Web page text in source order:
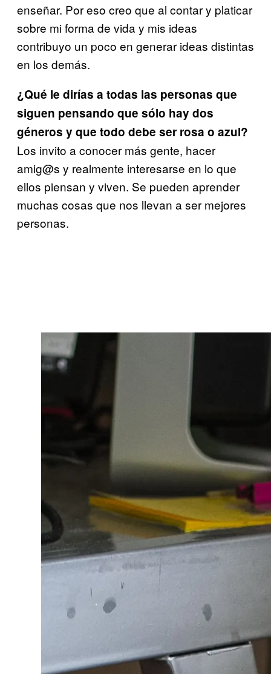
enseñar. Por eso creo que al contar y platicar
sobre mi forma de vida y mis ideas
contribuyo un poco en generar ideas distintas
en los demás.
¿Qué le dirías a todas las personas que
siguen pensando que sólo hay dos
géneros y que todo debe ser rosa o azul?
Los invito a conocer más gente, hacer
amig@s y realmente interesarse en lo que
ellos piensan y viven. Se pueden aprender
muchas cosas que nos llevan a ser mejores
personas.